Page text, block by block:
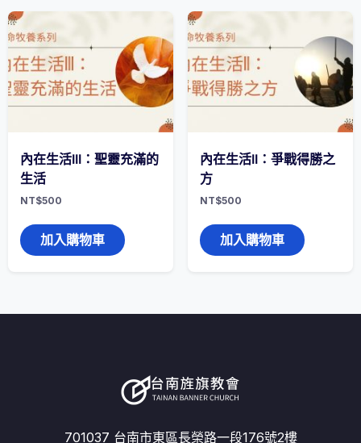
內在生活III：聖靈充滿的
生活
NT$500
加入購物車
內在生活II：爭戰得勝之
方
NT$500
加入購物車
701037 台南市東區長榮路一段176號2樓